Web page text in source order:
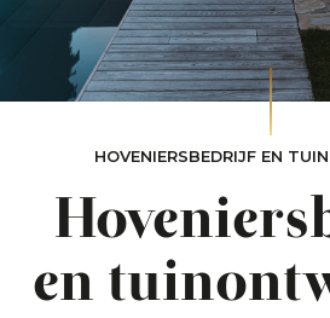
HOVENIERSBEDRIJF EN
en